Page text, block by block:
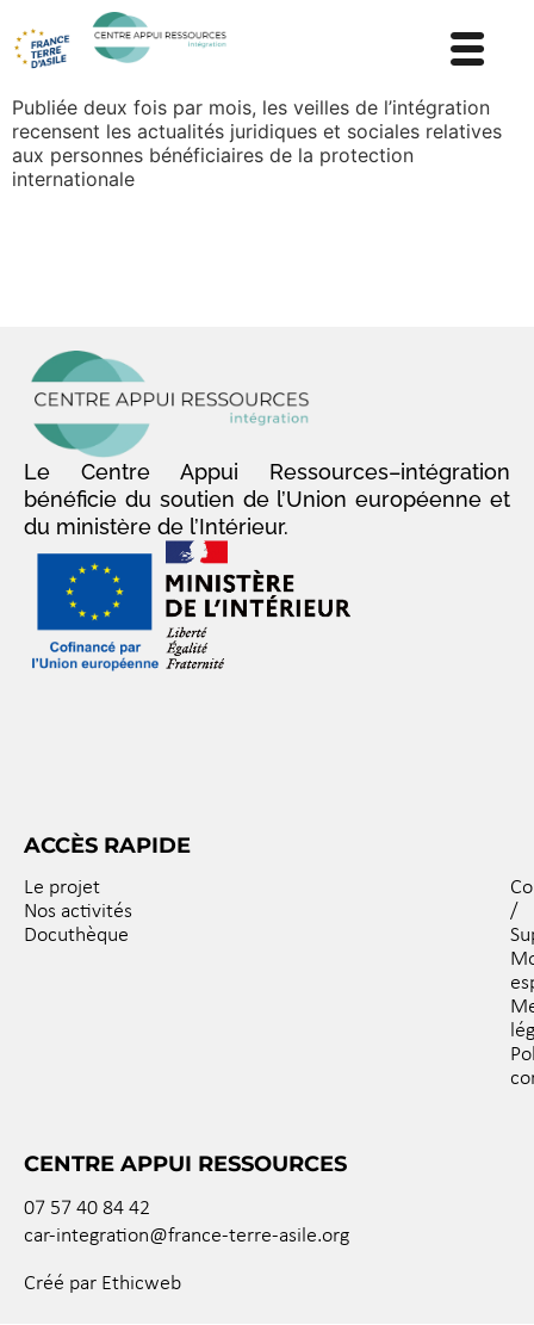
Publiée deux fois par mois, les veilles de l’intégration
recensent les actualités juridiques et sociales relatives
aux personnes bénéficiaires de la protection
internationale
Le Centre Appui Ressources–intégration
bénéficie du soutien de l’Union européenne et
du ministère de l’Intérieur.
ACCÈS RAPIDE
Le projet
Nos activités
Docuthèque
/
CENTRE APPUI RESSOURCES
07 57 40 84 42
car-integration@france-terre-asile.org
Créé par Ethicweb